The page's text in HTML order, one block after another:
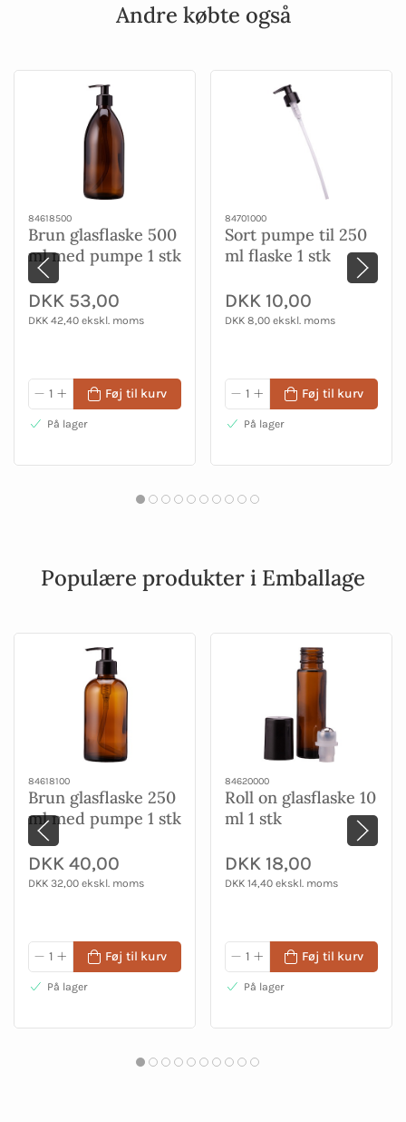
Andre købte også
84618500
Brun glasflaske 500
ml med pumpe 1 stk
DKK 53,00
DKK 42,40 ekskl. moms
Føj til kurv
På lager
84701000
Sort pumpe til 250
ml flaske 1 stk
DKK 10,00
DKK 8,00 ekskl. moms
Føj til kurv
På lager
Populære produkter i Emballage
84618100
Brun glasflaske 250
ml med pumpe 1 stk
DKK 40,00
DKK 32,00 ekskl. moms
Føj til kurv
På lager
84620000
Roll on glasflaske 10
ml 1 stk
DKK 18,00
DKK 14,40 ekskl. moms
Føj til kurv
På lager